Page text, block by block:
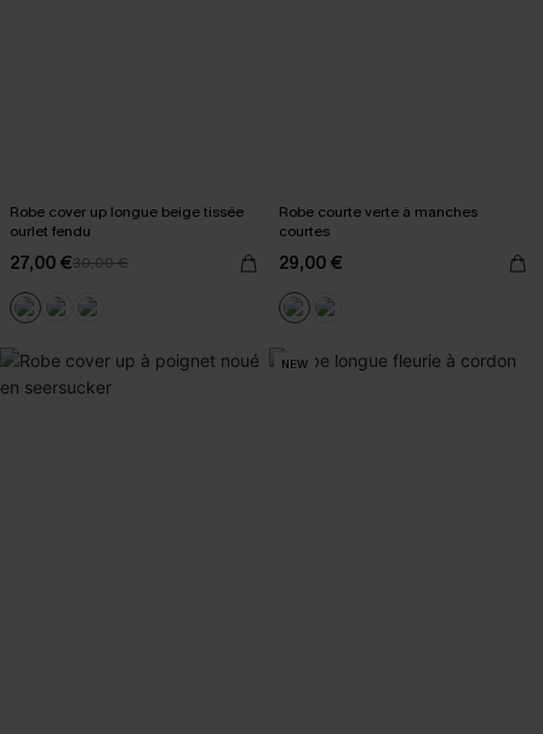
Robe cover up longue beige tissée
ourlet fendu
27,00 €30,00 €
Robe courte verte à manches
courtes
29,00 €
NEW